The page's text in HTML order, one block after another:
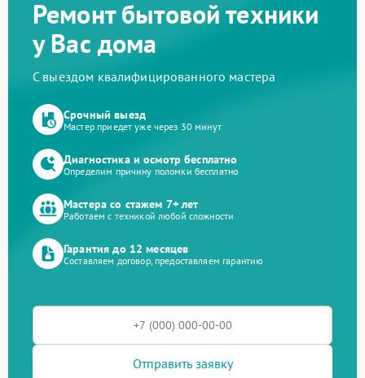
Ремонт бытовой техники
у Вас дома
С выездом квалифицированного мастера
Срочный выезд
Мастер приедет уже через 30 минут
Диагностика и осмотр бесплатно
Определим причину поломки бесплатно
Мастера со стажем 7+ лет
Работаем с техникой любой сложности
Гарантия до 12 месяцев
Составляем договор, предоставляем гарантию
Отправить заявку